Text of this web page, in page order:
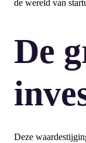
de wereld van
De
Deze